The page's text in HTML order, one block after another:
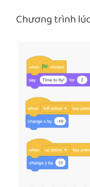
Chương trình